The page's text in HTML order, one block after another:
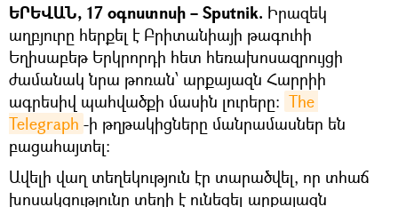
ԵՐԵՎԱՆ, 17 օգոստոսի – Sputnik. Իրազեկ
աղբյուրը հերքել է Բրիտանիայի թագուհի
Եղիսաբեթ Երկրորդի հետ հեռախոսազրույցի
ժամանակ նրա թոռան՝ արքայազն Հարրիի
ագրեսիվ պահվածքի մասին լուրերը: The
Telegraph -ի թղթակիցները մանրամասներ են
բացահայտել։
Ավելի վաղ տեղեկություն էր տարածվել, որ տհաճ
խոսակցությունը տեղի է ունեցել արքայազն